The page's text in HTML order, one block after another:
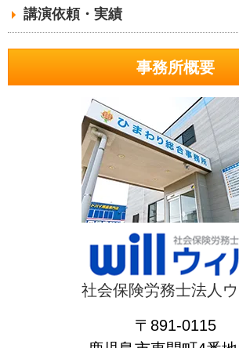
講演依頼・実績
事務所概要
社会保険労務士法人
〒891-0115